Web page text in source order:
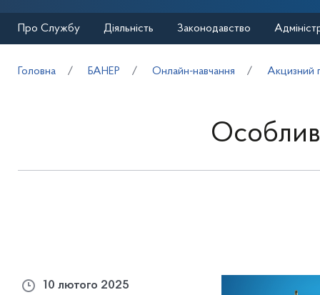
Про Службу Діяльність Законодавство
Головна БАНЕР Онлайн-навчання Акцизний
10 лютого 2025